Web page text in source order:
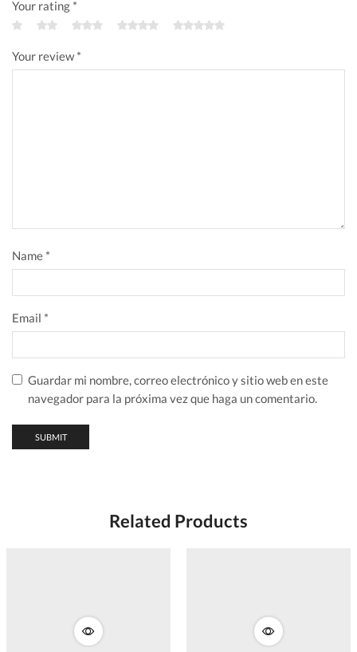
Your rating *
Your review*
Name *
Email *
Guardar mi nombre, correo electrónico y sitio web en este
navegador para la próxima vez que haga un comentario.
Related Products